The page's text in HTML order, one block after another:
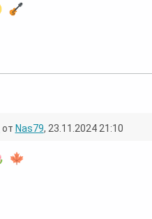
от Nas79, 23.11.2024 21:10